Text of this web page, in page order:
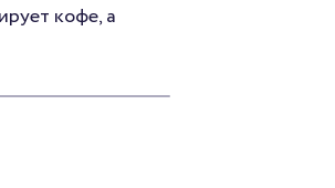
кофе, а